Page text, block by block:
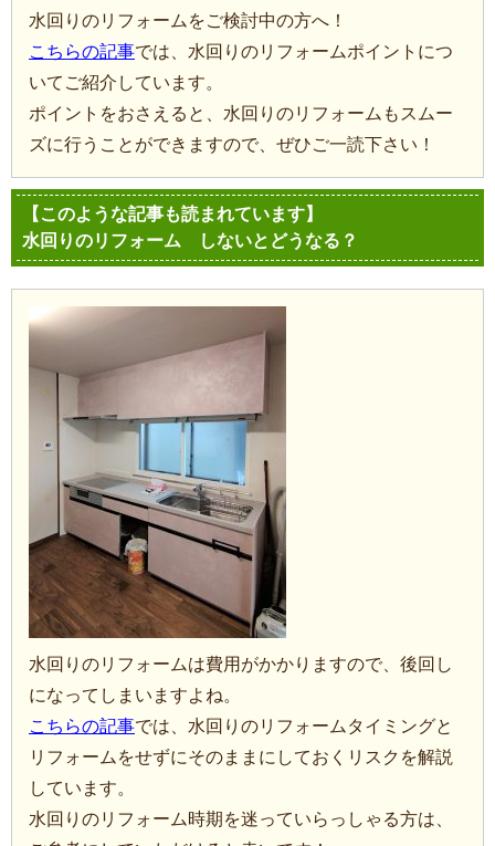
水回りのリフォームをご検討中の方へ！
こちらの記事では、水回りのリフォームポイントにつ
いてご紹介しています。
ポイントをおさえると、水回りのリフォームもスムー
ズに行うことができますので、ぜひご一読下さい！
【このような記事も読まれています】
水回りのリフォーム しないとどうなる？
水回りのリフォームは費用がかかりますので、後回し
になってしまいますよね。
こちらの記事では、水回りのリフォームタイミングと
リフォームをせずにそのままにしておくリスクを解説
しています。
水回りのリフォーム時期を迷っていらっしゃる方は、